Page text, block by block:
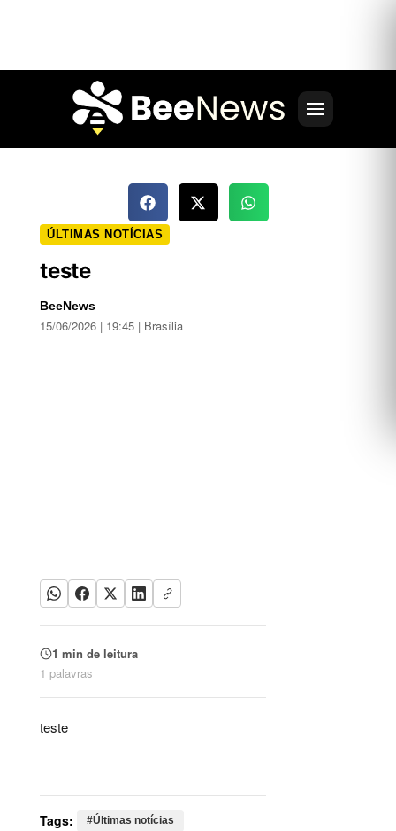
ÚLTIMAS NOTÍCIAS
teste
BeeNews
15/06/2026 | 19:45 | Brasília
1 min de leitura
1 palavras
teste
Tags: #Últimas notícias